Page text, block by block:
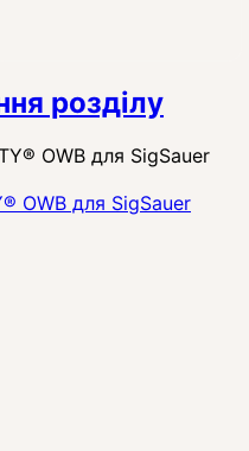
розділу
OWB для SigSauer